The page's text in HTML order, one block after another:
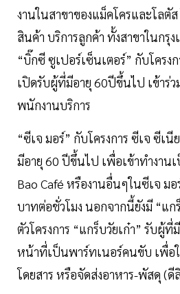
งานในสาขาของแม็คโครและโลตั
สินค้า บริการลูกค้า ทั้งสาขาในกรุ
“บิ๊กซี ซูเปอร์เซ็นเตอร์” กับโคร
เปิดรับผู้ที่มีอายุ 60ปีขึ้นไป เข้าร่
พนักงานบริการ
“ซีเจ มอร์” กับโครงการ ซีเจ ซีเ
มีอายุ 60 ปีขึ้นไป เพื่อเข้าทำงา
Bao Café หรืองานอื่นๆในซีเจ มอ
บาทต่อชั่วโมง นอกจากนี้ยังมี “แ
ตัวโครงการ “แกร็บวัยเก๋า” รับผู้
หน้าที่เป็นพาร์ทเนอร์คนขับ เพื่อ
โดยสาร หรือจัดส่งอาหาร-พัสดุ (ดี